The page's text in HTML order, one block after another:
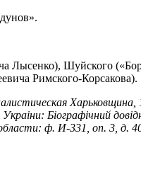
Лысенко), Шуйского
Римского-Корсакова).
Харьковщина,
Біографічний
ф. И-331, оп. 3, д.